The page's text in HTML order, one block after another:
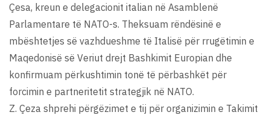
Çesa, kreun e delegacionit italian në Asamblenë
Parlamentare të NATO-s. Theksuam rëndësinë e
mbështetjes së vazhdueshme të Italisë për rrugëtimin e
Maqedonisë së Veriut drejt Bashkimit Europian dhe
konfirmuam përkushtimin tonë të përbashkët për
forcimin e partneritetit strategjik në NATO.
Z. Çeza shprehi përgëzimet e tij për organizimin e Takimit